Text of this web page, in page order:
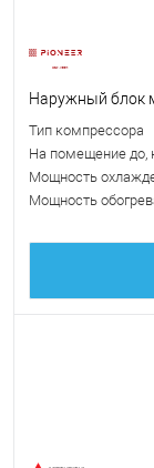
Наружный блок
Тип компрессора
На помещение до,
Мощность
Мощность